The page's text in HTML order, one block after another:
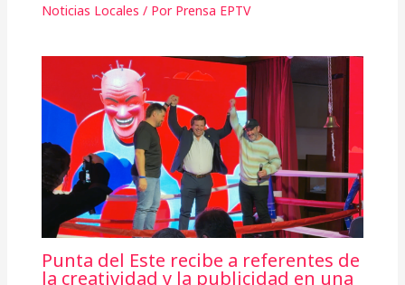
Noticias Locales / Por Prensa EPTV
Punta del Este recibe a referentes de
la creatividad y la publicidad en una